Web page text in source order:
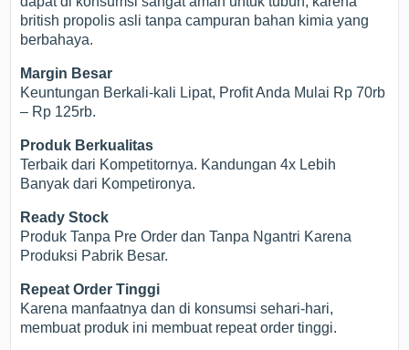
british propolis asli tanpa campuran bahan kimia yang
berbahaya.
Margin Besar
Keuntungan Berkali-kali Lipat, Profit Anda Mulai Rp 70rb
– Rp 125rb.
Produk Berkualitas
Terbaik dari Kompetitornya. Kandungan 4x Lebih
Banyak dari Kompetironya.
Ready Stock
Produk Tanpa Pre Order dan Tanpa Ngantri Karena
Produksi Pabrik Besar.
Repeat Order Tinggi
Karena manfaatnya dan di konsumsi sehari-hari,
membuat produk ini membuat repeat order tinggi.